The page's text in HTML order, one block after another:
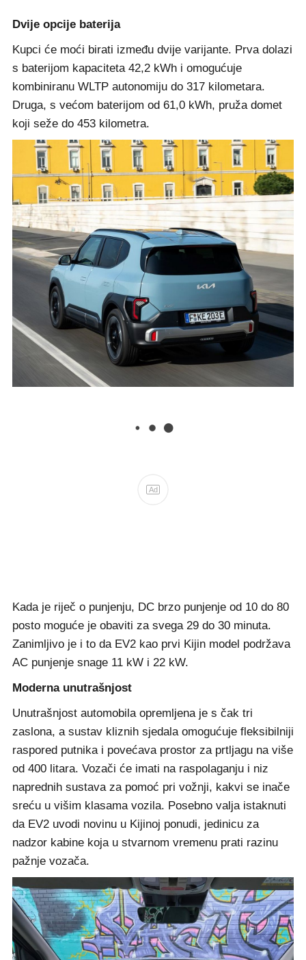
Dvije opcije baterija
Kupci će moći birati između dvije varijante. Prva dolazi
s baterijom kapaciteta 42,2 kWh i omogućuje
kombiniranu WLTP autonomiju do 317 kilometara.
Druga, s većom baterijom od 61,0 kWh, pruža domet
koji seže do 453 kilometra.
Ad
Kada je riječ o punjenju, DC brzo punjenje od 10 do 80
posto moguće je obaviti za svega 29 do 30 minuta.
Zanimljivo je i to da EV2 kao prvi Kijin model podržava
AC punjenje snage 11 kW i 22 kW.
Moderna unutrašnjost
Unutrašnjost automobila opremljena je s čak tri
zaslona, a sustav kliznih sjedala omogućuje fleksibilniji
raspored putnika i povećava prostor za prtljagu na više
od 400 litara. Vozači će imati na raspolaganju i niz
naprednih sustava za pomoć pri vožnji, kakvi se inače
sreću u višim klasama vozila. Posebno valja istaknuti
da EV2 uvodi novinu u Kijinoj ponudi, jedinicu za
nadzor kabine koja u stvarnom vremenu prati razinu
pažnje vozača.